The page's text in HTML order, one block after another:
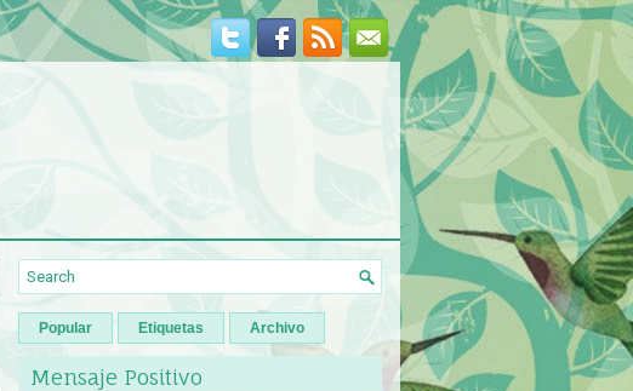
Popular Etiquetas Archivo
Mensaje Positivo